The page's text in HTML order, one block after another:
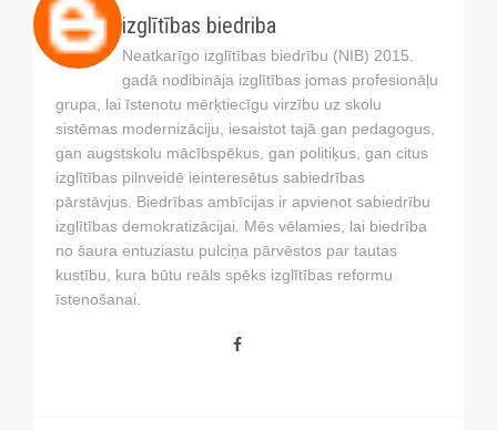
izglītības biedriba
Neatkarīgo izglītības biedrību (NIB) 2015.
gadā nodibināja izglītības jomas profesionāļu
grupa, lai īstenotu mērķtiecīgu virzību uz skolu
sistēmas modernizāciju, iesaistot tajā gan pedagogus,
gan augstskolu mācībspēkus, gan politiķus, gan citus
izglītības pilnveidē ieinteresētus sabiedrības
pārstāvjus. Biedrības ambīcijas ir apvienot sabiedrību
izglītības demokratizācijai. Mēs vēlamies, lai biedrība
no šaura entuziastu pulciņa pārvēstos par tautas
kustību, kura būtu reāls spēks izglītības reformu
īstenošanai.